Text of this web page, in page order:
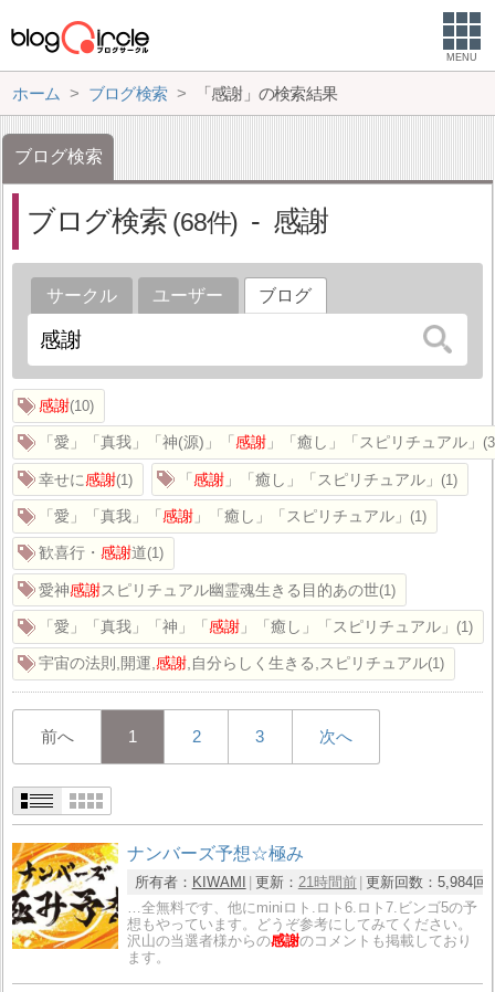
MENU
ホーム ブログ検索 「感謝」の検索結果
ブログ検索
ブログ検索 68 感謝
サークル ユーザー ブログ
感謝 10
「愛」「真我」「神(源)」「感謝 」「癒し」「スピリチュアル」 3
幸せに感謝 1 「感謝 」「癒し」「スピリチュアル」 1
「愛」「真我」「感謝 」「癒し」「スピリチュアル」 1
歓喜行・感謝道 1
愛神感謝スピリチュアル幽霊魂生きる目的あの世 1
「愛」「真我」「神」「感謝 」「癒し」「スピリチュアル」 1
宇宙の法則,開運,感謝,自分らしく生きる,スピリチュアル 1
前へ 1 2 3 次へ
ナンバーズ予想☆極み
所有者： KIWAMI 更新： 21時間前 更新回数： 5,984回
…全無料です、他にminiロト.ロト6.ロト7.ビンゴ5の予
想もやっています。どうぞ参考にしてみてください。
沢山の当選者様からの感謝のコメントも掲載しており
ます。